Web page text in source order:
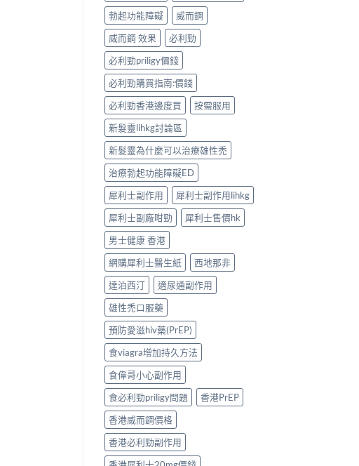
勃起功能障礙
威而鋼
威而鋼 效果
必利勁
必利勁priligy價錢
必利勁購買指南:價錢
必利勁香港邊度買
按需服用
新髮靈lihkg討論區
新髮靈為什麼可以治療雄性禿
治療勃起功能障礙ED
犀利士副作用
犀利士副作用lihkg
犀利士副廠咁勁
犀利士售價hk
男士健康 香港
網購犀利士醫生紙
西地那非
達泊西汀
適尿通副作用
雄性禿口服藥
預防愛滋hiv藥(PrEP)
食viagra增加持久方法
食偉哥小心副作用
食必利勁priligy問題
香港PrEP
香港威而鋼價格
香港必利勁副作用